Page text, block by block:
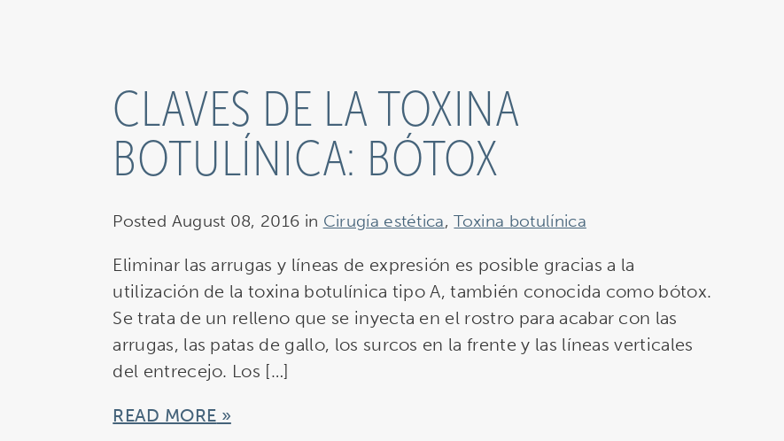
CLAVES DE LA TOXINA
BOTULÍNICA: BÓTOX
Posted August 08, 2016 in Cirugía estética,Toxina botulínica
Eliminar las arrugas y líneas de expresión es posible gracias a la
utilización de la toxina botulínica tipo A, también conocida como bótox.
Se trata de un relleno que se inyecta en el rostro para acabar con las
arrugas, las patas de gallo, los surcos en la frente y las líneas verticales
del entrecejo. Los […]
READ MORE